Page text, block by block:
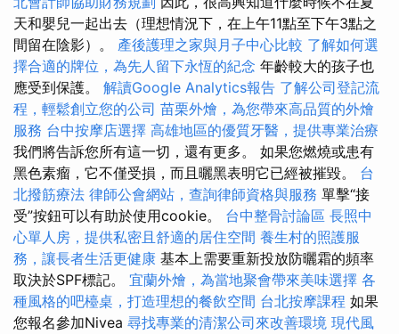
天和嬰兒一起出去（理想情況下，在上午11點至下午3點之
間留在陰影）。 產後護理之家與月子中心比較 了解如何選
擇合適的牌位，為先人留下永恆的紀念 年齡較大的孩子也
應受到保護。 解讀Google Analytics報告 了解公司登記流
程，輕鬆創立您的公司 苗栗外燴，為您帶來高品質的外燴
服務 台中按摩店選擇 高雄地區的優質牙醫，提供專業治療
我們將告訴您所有這一切，還有更多。 如果您燃燒或患有
黑色素瘤，它不僅受損，而且曬黑表明它已經被摧毀。 台
北撥筋療法 律師公會網站，查詢律師資格與服務 單擊“接
受”按鈕可以有助於使用cookie。 台中整骨討論區 長照中
心單人房，提供私密且舒適的居住空間 養生村的照護服
務，讓長者生活更健康 基本上需要重新投放防曬霜的頻率
取決於SPF標記。 宜蘭外燴，為當地聚會帶來美味選擇 各
種風格的吧檯桌，打造理想的餐飲空間 台北按摩課程 如果
您報名參加Nivea 尋找專業的清潔公司來改善環境 現代風